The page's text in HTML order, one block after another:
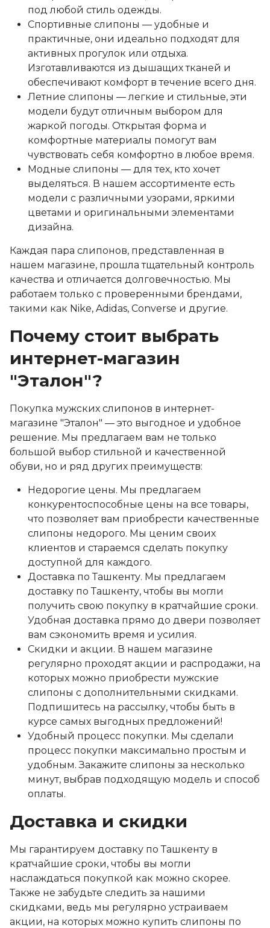
под любой стиль одежды.
Спортивные слипоны — удобные и
практичные, они идеально подходят для
активных прогулок или отдыха.
Изготавливаются из дышащих тканей и
обеспечивают комфорт в течение всего дня.
Летние слипоны — легкие и стильные, эти
модели будут отличным выбором для
жаркой погоды. Открытая форма и
комфортные материалы помогут вам
чувствовать себя комфортно в любое время.
Модные слипоны — для тех, кто хочет
выделяться. В нашем ассортименте есть
модели с различными узорами, яркими
цветами и оригинальными элементами
дизайна.
Каждая пара слипонов, представленная в
нашем магазине, прошла тщательный контроль
качества и отличается долговечностью. Мы
работаем только с проверенными брендами,
такими как Nike, Adidas, Converse и другие.
Почему стоит выбрать
интернет-магазин
"Эталон"?
Покупка мужских слипонов в интернет-
магазине "Эталон" — это выгодное и удобное
решение. Мы предлагаем вам не только
большой выбор стильной и качественной
обуви, но и ряд других преимуществ:
Недорогие цены. Мы предлагаем
конкурентоспособные цены на все товары,
что позволяет вам приобрести качественные
слипоны недорого. Мы ценим своих
клиентов и стараемся сделать покупку
доступной для каждого.
Доставка по Ташкенту. Мы предлагаем
доставку по Ташкенту, чтобы вы могли
получить свою покупку в кратчайшие сроки.
Удобная доставка прямо до двери позволяет
вам сэкономить время и усилия.
Скидки и акции. В нашем магазине
регулярно проходят акции и распродажи, на
которых можно приобрести мужские
слипоны с дополнительными скидками.
Подпишитесь на рассылку, чтобы быть в
курсе самых выгодных предложений!
Удобный процесс покупки. Мы сделали
процесс покупки максимально простым и
удобным. Закажите слипоны за несколько
минут, выбрав подходящую модель и способ
оплаты.
Доставка и скидки
Мы гарантируем доставку по Ташкенту в
кратчайшие сроки, чтобы вы могли
наслаждаться покупкой как можно скорее.
Также не забудьте следить за нашими
скидками, ведь мы регулярно устраиваем
акции, на которых можно купить слипоны по